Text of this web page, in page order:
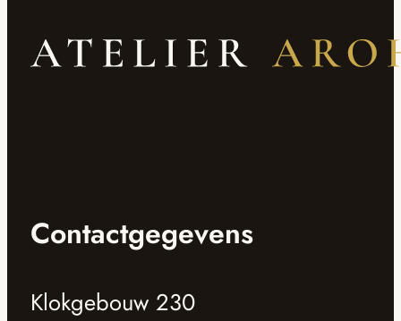
Contactgegevens
Klokgebouw 230